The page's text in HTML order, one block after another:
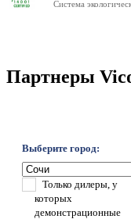
Система
Партнеры
Выберите город:
Только дилеры, у
которых
демонстрационные